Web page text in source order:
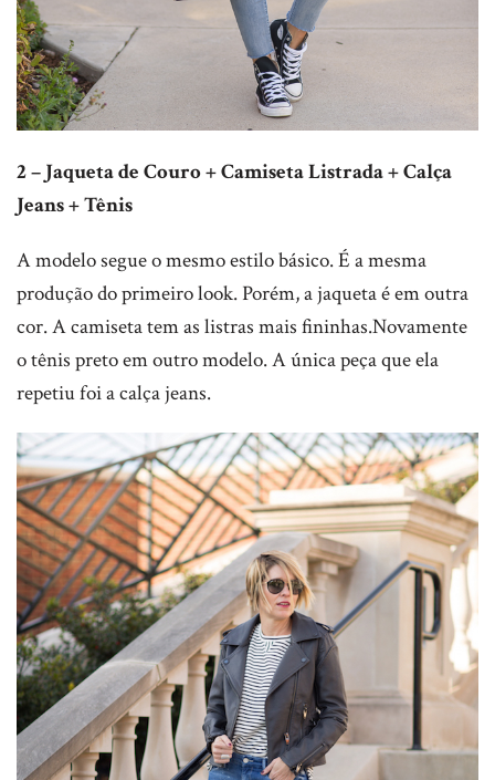
2 – Jaqueta de Couro + Camiseta Listrada + Calça
Jeans + Tênis
A modelo segue o mesmo estilo básico. É a mesma
produção do primeiro look. Porém, a jaqueta é em outra
cor. A camiseta tem as listras mais fininhas.Novamente
o tênis preto em outro modelo. A única peça que ela
repetiu foi a calça jeans.